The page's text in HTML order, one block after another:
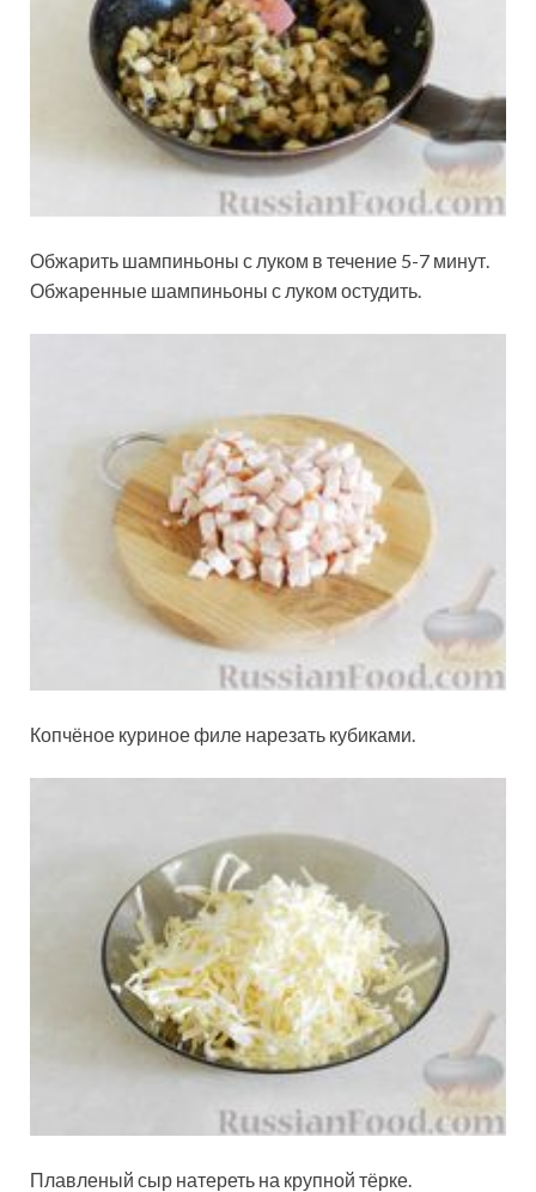
Обжарить шампиньоны с луком в течение 5-7 минут.
Обжаренные шампиньоны с луком остудить.
Копчёное куриное филе нарезать кубиками.
Плавленый сыр натереть на крупной тёрке.